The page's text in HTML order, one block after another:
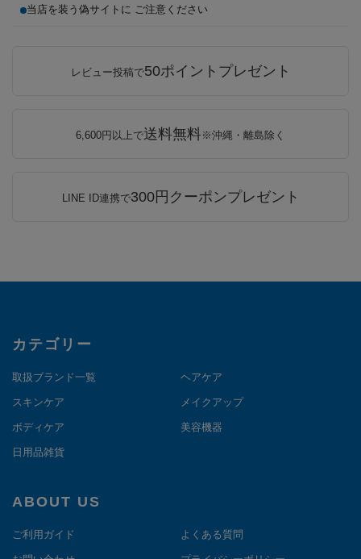
当店を装う偽サイトに ご注意ください
レビュー投稿で50ポイントプレゼント
6,600円以上で送料無料※沖縄・離島除く
LINE ID連携で300円クーポンプレゼント
カテゴリー
取扱ブランド一覧 ヘアケア
スキンケア メイクアップ
ボディケア 美容機器
日用品雑貨
ABOUT US
ご利用ガイド よくある質問